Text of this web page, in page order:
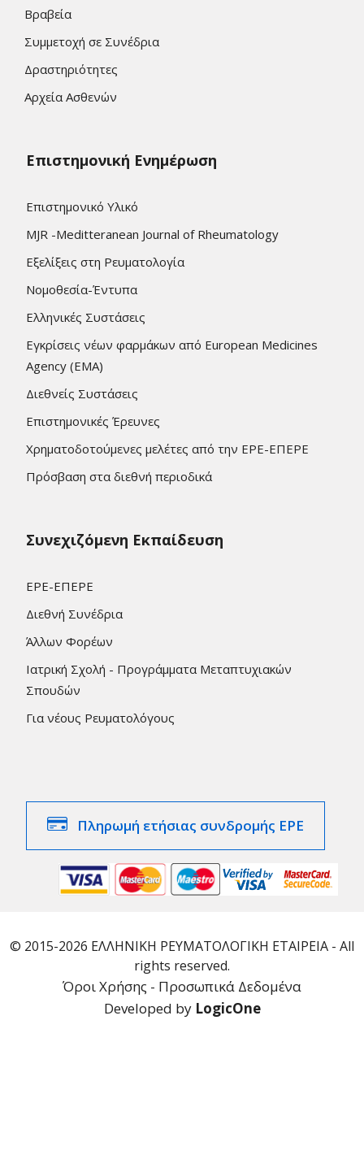
Βραβεία
Συμμετοχή σε Συνέδρια
Δραστηριότητες
Αρχεία Ασθενών
Επιστημονική Ενημέρωση
Επιστημονικό Υλικό
MJR -Meditteranean Journal of Rheumatology
Εξελίξεις στη Ρευματολογία
Νομοθεσία-Έντυπα
Ελληνικές Συστάσεις
Εγκρίσεις νέων φαρμάκων από European Medicines
Agency (EMA)
Διεθνείς Συστάσεις
Επιστημονικές Έρευνες
Χρηματοδοτούμενες μελέτες από την ΕΡΕ-ΕΠΕΡΕ
Πρόσβαση στα διεθνή περιοδικά
Συνεχιζόμενη Εκπαίδευση
ΕΡΕ-ΕΠΕΡΕ
Διεθνή Συνέδρια
Άλλων Φορέων
Ιατρική Σχολή - Προγράμματα Μεταπτυχιακών
Σπουδών
Για νέους Ρευματολόγους
Πληρωμή ετήσιας συνδρομής ΕΡΕ
© 2015-2026 ΕΛΛΗΝΙΚΗ ΡΕΥΜΑΤΟΛΟΓΙΚΗ ΕΤΑΙΡΕΙΑ - All
rights reserved.
Όροι Χρήσης - Προσωπικά Δεδομένα
Developed by LogicOne